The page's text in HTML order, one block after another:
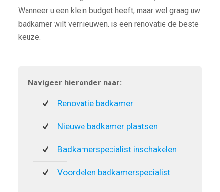
Wanneer u een klein budget heeft, maar wel graag uw
badkamer wilt vernieuwen, is een renovatie de beste
keuze.
Navigeer hieronder naar:
Renovatie badkamer
Nieuwe badkamer plaatsen
Badkamerspecialist inschakelen
Voordelen badkamerspecialist